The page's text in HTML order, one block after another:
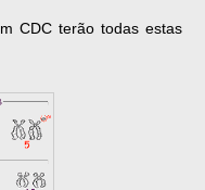
CDC terão todas estas